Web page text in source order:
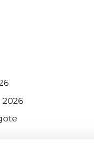
2026